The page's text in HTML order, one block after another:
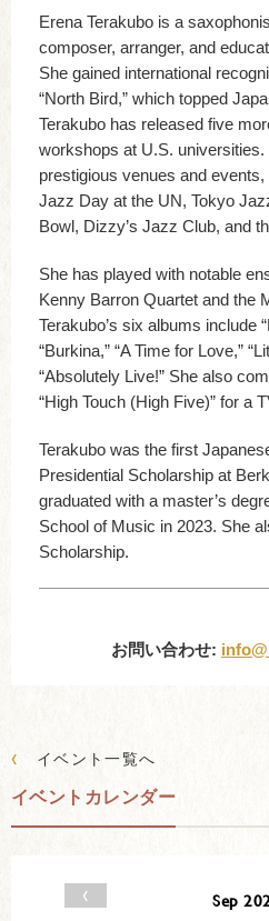
Erena Terakubo is a
composer, arranger, and
She gained international
“North Bird,” which topped
Terakubo has released five
workshops at U.S.
prestigious venues and events,
Jazz Day at the UN, Tokyo
Bowl, Dizzy’s Jazz Club, and
She has played with notable
Kenny Barron Quartet and the
Terakubo’s six albums include
“Burkina,” “A Time for Love,”
“Absolutely Live!” She also
“High Touch (High Five)” for a
Terakubo was the first
Presidential Scholarship at
graduated with a master’s
School of Music in 2023. She
Scholarship.
お問い合わせ:
‹ イベント一覧へ
イベントカレンダー
‹ Sep